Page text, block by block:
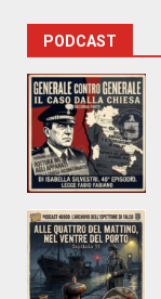
PODCAST